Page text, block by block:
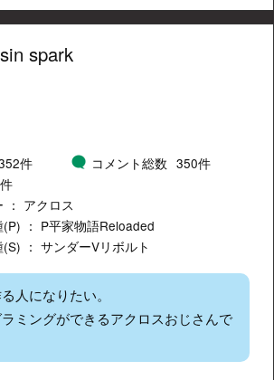
sin spark
件 コメント総数 350件
アクロス
(P)
P平家物語Reloaded
(S)
サンダーVリボルト
人になりたい。
ミングができるアクロスおじさんで